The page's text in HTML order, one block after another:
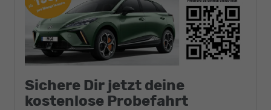
Sichere Dir jetzt deine
kostenlose Probefahrt